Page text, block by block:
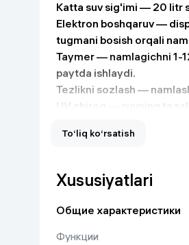
Uy va bog‘
Kanselyariya
Maishiy kimyo
Katta suv sig'imi — 20 litr
Elektron boshqaruv—
tugmani bosish orqali
Taymer— namlagichni 1-
paytda ishlaydi.
Tezlikni sozlash —
UV chiroq
— suvning
Aqlli namlik nazorati
Texnik tavsiflar:
Xizmat ko'rsatish
Shovqin darajasi: 35 dB
To‘liq ko‘rsatish
Xususiyatlari
Общие характеристики
Функции